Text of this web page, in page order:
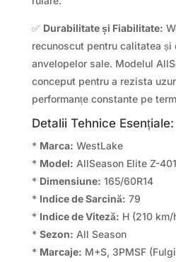
✅ Durabilitate și Fiabilitate:
recunoscut pentru calitatea și
anvelopelor sale. Modelul
conceput pentru a rezista
performanțe constante pe
Detalii Tehnice Esențiale:
* Marca: WestLake
* Model: AllSeason Elite Z-401
* Dimensiune: 165/60R14
* Indice de Sarcină: 79
* Indice de Viteză: H (210 km/
* Sezon: All Season
* Marcaje: M+S, 3PMSF